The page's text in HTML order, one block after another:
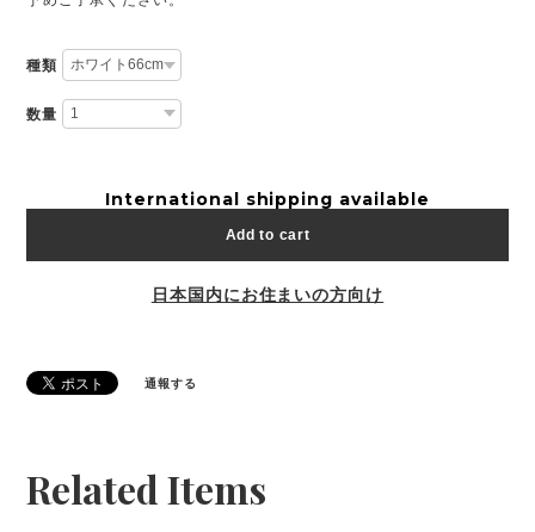
種類
数量
International shipping available
Add to cart
日本国内にお住まいの方向け
通報する
Related Items